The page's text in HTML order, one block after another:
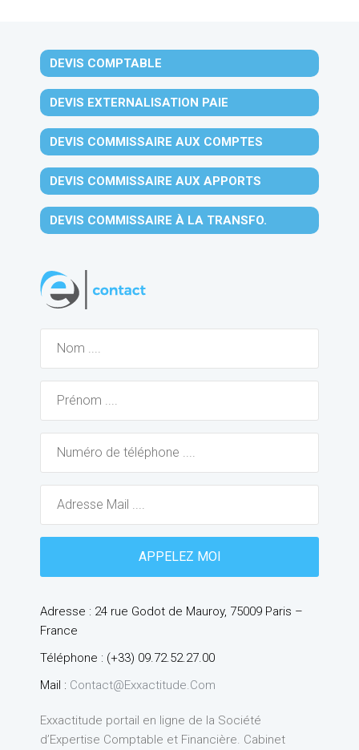
DEVIS COMPTABLE
DEVIS EXTERNALISATION PAIE
DEVIS COMMISSAIRE AUX COMPTES
DEVIS COMMISSAIRE AUX APPORTS
DEVIS COMMISSAIRE À LA TRANSFO.
Adresse : 24 rue Godot de Mauroy, 75009 Paris –
France
Téléphone : (+33) 09.72.52.27.00
Mail : Contact@exxactitude.com
Exxactitude portail en ligne de la Société
d’Expertise Comptable et Financière. Cabinet